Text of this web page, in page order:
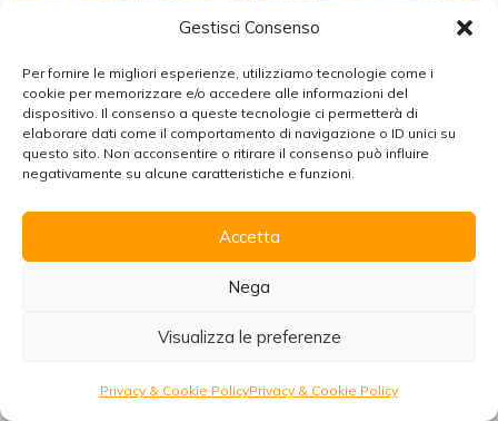
Gestisci Consenso
Per fornire le migliori esperienze, utilizziamo tecnologie come i
cookie per memorizzare e/o accedere alle informazioni del
dispositivo. Il consenso a queste tecnologie ci permetterà di
elaborare dati come il comportamento di navigazione o ID unici su
questo sito. Non acconsentire o ritirare il consenso può influire
negativamente su alcune caratteristiche e funzioni.
Accetta
Nega
Visualizza le preferenze
Privacy & Cookie PolicyPrivacy & Cookie Policy
18.07.2026
Quanti giorni servono per visitare il Marocco
viaggio in Marocco e…
Richiedi preventivo
Organizzare un viaggio in Marocco
viaggiare senza pensieri!
Scarica